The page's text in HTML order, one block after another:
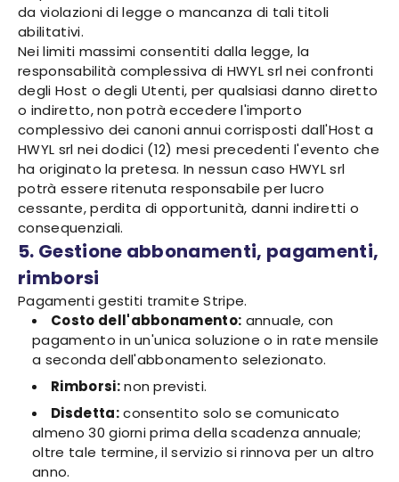
da violazioni di legge o mancanza di tali titoli
abilitativi.
Nei limiti massimi consentiti dalla legge, la
responsabilità complessiva di HWYL srl nei confronti
degli Host o degli Utenti, per qualsiasi danno diretto
o indiretto, non potrà eccedere l'importo
complessivo dei canoni annui corrisposti dall'Host a
HWYL srl nei dodici (12) mesi precedenti l'evento che
ha originato la pretesa. In nessun caso HWYL srl
potrà essere ritenuta responsabile per lucro
cessante, perdita di opportunità, danni indiretti o
consequenziali.
5. Gestione abbonamenti, pagamenti,
rimborsi
Pagamenti gestiti tramite Stripe.
Costo dell'abbonamento: annuale, con
pagamento in un'unica soluzione o in rate mensile
a seconda dell'abbonamento selezionato.
Rimborsi:non previsti.
Disdetta:consentito solo se comunicato
almeno 30 giorni prima della scadenza annuale;
oltre tale termine, il servizio si rinnova per un altro
anno.